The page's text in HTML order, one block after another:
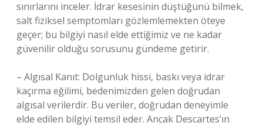
sınırlarını inceler. İdrar kesesinin düştüğünü bilmek,
salt fiziksel semptomları gözlemlemekten öteye
geçer; bu bilgiyi nasıl elde ettiğimiz ve ne kadar
güvenilir olduğu sorusunu gündeme getirir.
– Algısal Kanıt: Dolgunluk hissi, baskı veya idrar
kaçırma eğilimi, bedenimizden gelen doğrudan
algısal verilerdir. Bu veriler, doğrudan deneyimle
elde edilen bilgiyi temsil eder. Ancak Descartes’ın